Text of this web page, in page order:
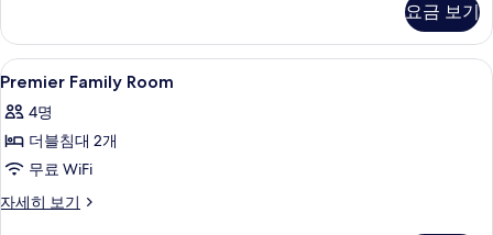
회]
사
진
모
두
보
기
히
기
박
이
상
투
숙
시
정
트
더
블
package:
3
이
상
투
요금 보기
Premier
Family
Room
사
진
모
고급 침구, 객실 내 금고, 책상, 암막 커튼
8
Premier Family Room
4명
더블침대 2개
무료 WiFi
자세히 보기
Premier